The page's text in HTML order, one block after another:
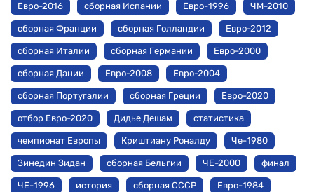
Евро-2016 сборная Испании Евро-1996 ЧМ-2010
сборная Франции сборная Голландии Евро-2012
сборная Италии сборная Германии Евро-2000
сборная Дании Евро-2008 Евро-2004
сборная Португалии сборная Греции Евро-2020
отбор Евро-2020 Дидье Дешам статистика
чемпионат Европы Криштиану Роналду Че-1980
Зинедин Зидан сборная Бельгии ЧЕ-2000 финал
ЧЕ-1996 история сборная СССР Евро-1984